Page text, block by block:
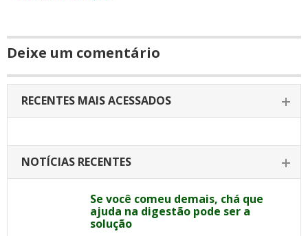
Deixe um comentário
RECENTES MAIS ACESSADOS
NOTÍCIAS RECENTES
Se você comeu demais, chá que
ajuda na digestão pode ser a
solução